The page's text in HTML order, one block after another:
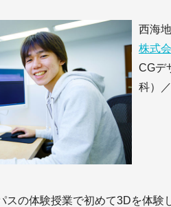
西海
株式
CGデ
科）
スの体験授業で初めて3Dを体験